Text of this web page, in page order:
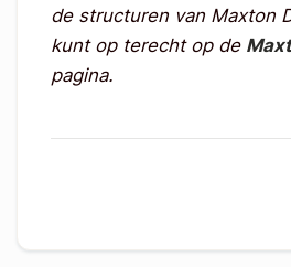
de structuren van Maxton
kunt op terecht op de
pagina.